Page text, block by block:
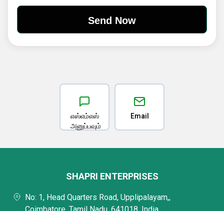
எஸ்எம்எஸ்
அனுப்பவும்
Email
SHAPRI ENTERPRISES
No: 1, Head Quarters Road, Upplipalayam,,